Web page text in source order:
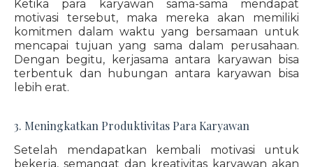
Ketika para karyawan sama-sama mendapat
motivasi tersebut, maka mereka akan memiliki
komitmen dalam waktu yang bersamaan untuk
mencapai tujuan yang sama dalam perusahaan.
Dengan begitu, kerjasama antara karyawan bisa
terbentuk dan hubungan antara karyawan bisa
lebih erat.
3. Meningkatkan Produktivitas Para Karyawan
Setelah mendapatkan kembali motivasi untuk
bekerja, semangat dan kreativitas karyawan akan